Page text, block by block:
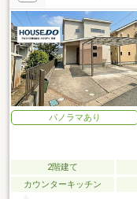
パノラマあり
2階建て
カウンターキッチン